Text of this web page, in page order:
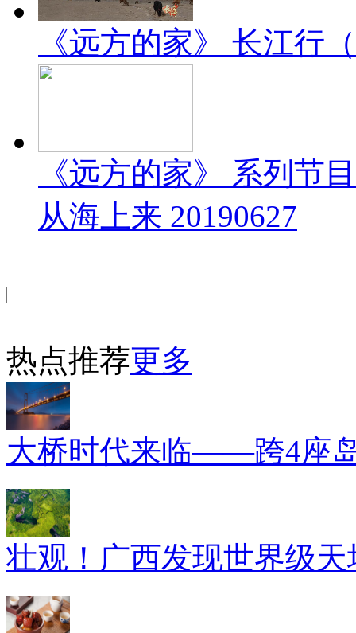
《远方的家》 长江行
《远方的家》 系列
从海上来 20190627
热点推荐更多
大桥时代来临——跨4座
壮观！广西发现世界级